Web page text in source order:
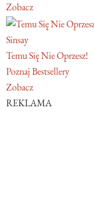
Zobacz
Sinsay
Temu Się Nie Oprzesz!
Poznaj Bestsellery
Zobacz
REKLAMA